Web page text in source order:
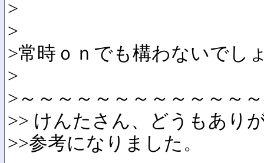
>
>
>常時ｏｎでも構わないでし
>
>～～～～～～～～～～～～
>> けんたさん、どうもあり
>>参考になりました。